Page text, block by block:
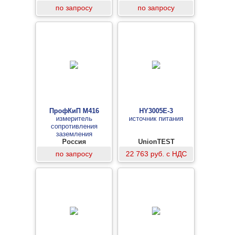
по запросу по запросу
ПрофКиП М416
измеритель
сопротивления
заземления
Россия
по запросу
HY3005E-3
источник питания
UnionTEST
22 763 руб. с НДС